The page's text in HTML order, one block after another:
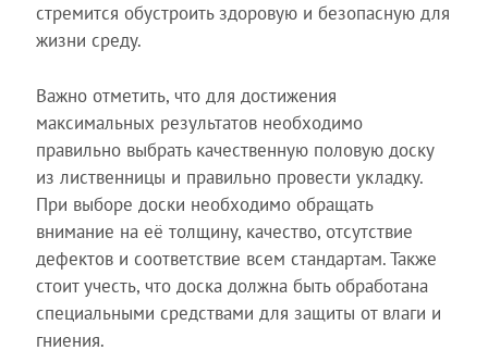
стремится обустроить здоровую и безопасную для
жизни среду.
Важно отметить, что для достижения
максимальных результатов необходимо
правильно выбрать качественную половую доску
из лиственницы и правильно провести укладку.
При выборе доски необходимо обращать
внимание на её толщину, качество, отсутствие
дефектов и соответствие всем стандартам. Также
стоит учесть, что доска должна быть обработана
специальными средствами для защиты от влаги и
гниения.